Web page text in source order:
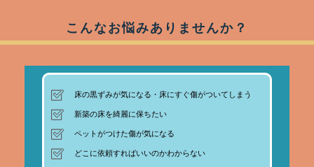
こんなお悩みありませんか？
床の黒ずみが気になる・床にすぐ傷がついてしまう
新築の床を綺麗に保ちたい
ペットがつけた傷が気になる
どこに依頼すればいいのかわからない